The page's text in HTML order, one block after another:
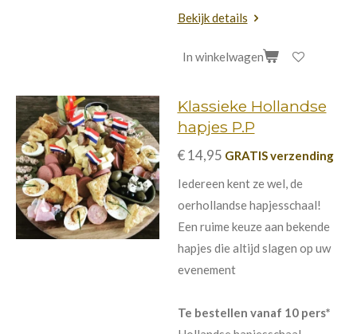
Bekijk details
In winkelwagen
Klassieke Hollandse
hapjes P.P
€ 14,95 GRATIS verzending
Iedereen kent ze wel, de
oerhollandse hapjesschaal!
Een ruime keuze aan bekende
hapjes die altijd slagen op uw
evenement
Te bestellen vanaf 10 pers*